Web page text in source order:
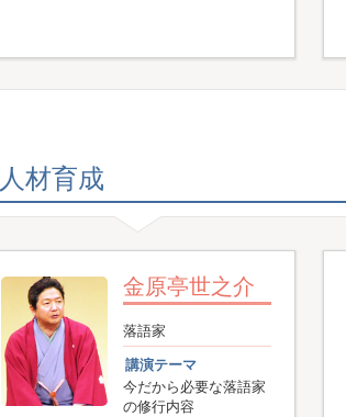
人材育成
金原亭世之介
落語家
講演テーマ
今だから必要な落語家
の修行内容